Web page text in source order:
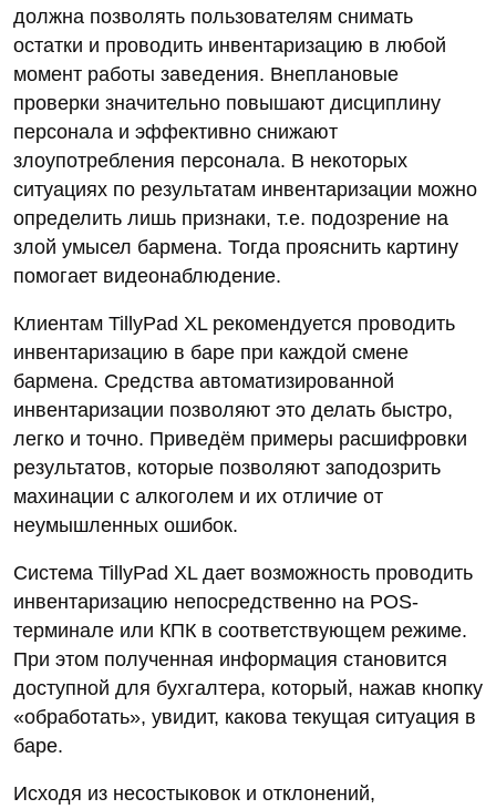
должна позволять пользователям снимать
остатки и проводить инвентаризацию в любой
момент работы заведения. Внеплановые
проверки значительно повышают дисциплину
персонала и эффективно снижают
злоупотребления персонала. В некоторых
ситуациях по результатам инвентаризации можно
определить лишь признаки, т.е. подозрение на
злой умысел бармена. Тогда прояснить картину
помогает видеонаблюдение.
Клиентам TillyPad XL рекомендуется проводить
инвентаризацию в баре при каждой смене
бармена. Средства автоматизированной
инвентаризации позволяют это делать быстро,
легко и точно. Приведём примеры расшифровки
результатов, которые позволяют заподозрить
махинации с алкоголем и их отличие от
неумышленных ошибок.
Система TillyPad XL дает возможность проводить
инвентаризацию непосредственно на POS-
терминале или КПК в соответствующем режиме.
При этом полученная информация становится
доступной для бухгалтера, который, нажав кнопку
«обработать», увидит, какова текущая ситуация в
баре.
Исходя из несостыковок и отклонений,